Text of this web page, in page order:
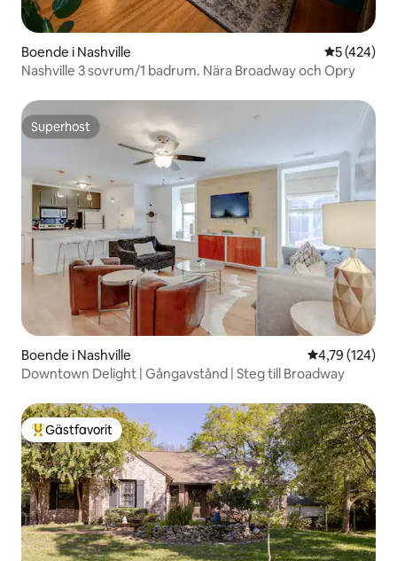
Boende i Nashville 5 av 5 i
5 (424)
Nashville 3 sovrum/1 badrum. Nära Broadway och Opry
Superhost
Superhost
Boende i Nashville 4,79 av 5 i
4,79 (124)
Downtown Delight | Gångavstånd | Steg till Broadway
Populär gästfavorit
Gästfavorit